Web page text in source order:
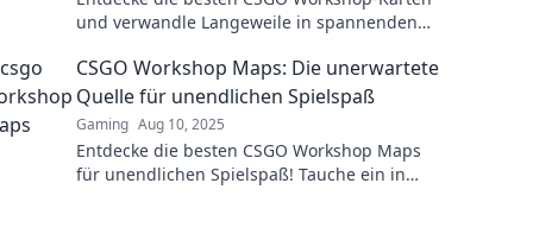
und verwandle Langeweile in spannenden
Abenteuer!
CSGO Workshop Maps: Die unerwartete
Quelle für unendlichen Spielspaß
Gaming Aug 10, 2025
Entdecke die besten CSGO Workshop Maps
für unendlichen Spielspaß! Tauche ein in